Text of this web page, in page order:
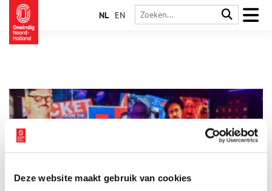
Deze website maakt gebruik van cookies
NL EN